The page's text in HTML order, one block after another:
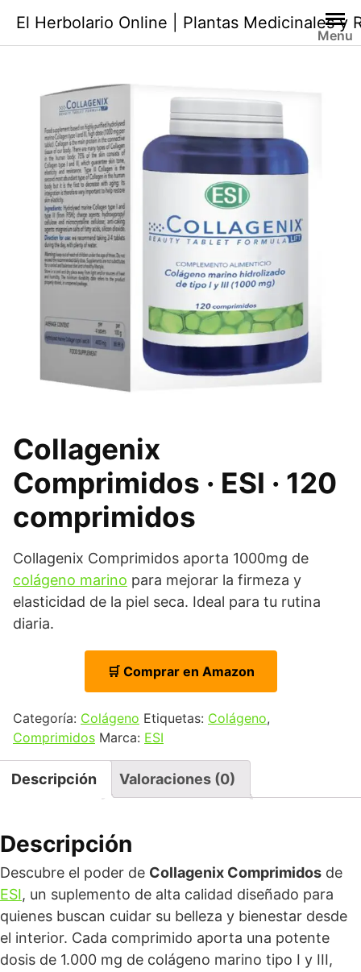
contenido
El Herbolario Online | Plantas Medicinales y
Menu
Collagenix
Comprimidos · ESI · 120
comprimidos
Collagenix Comprimidos aporta 1000mg de
colágeno marino para mejorar la firmeza y
elasticidad de la piel seca. Ideal para tu rutina
diaria.
🛒 Comprar en Amazon
Categoría: Colágeno Etiquetas: Colágeno,
Comprimidos Marca: ESI
Descripción Valoraciones (0)
Descripción
Descubre el poder de Collagenix Comprimidos de
ESI, un suplemento de alta calidad diseñado para
quienes buscan cuidar su belleza y bienestar desde
el interior. Cada comprimido aporta una potente
dosis de 1.000 mg de colágeno marino tipo I y III,